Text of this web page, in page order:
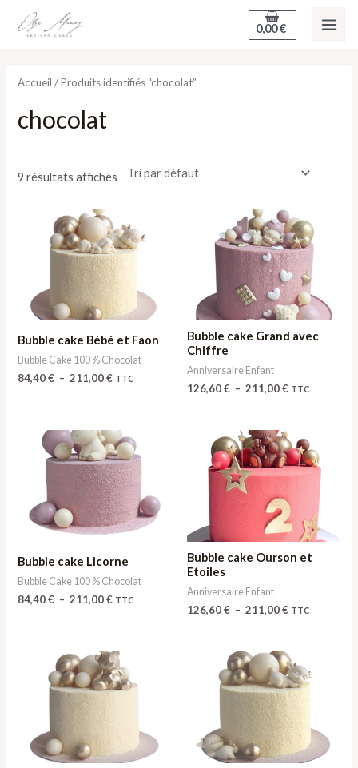
0,00€
Accueil / Produits identifiés “chocolat”
chocolat
9 résultats affichés
Bubble cake Bébé et Faon
Bubble Cake 100 % Chocolat
84,40€ – 211,00€
de
prix :
84,40 €
à
211,00 €
TTC
Bubble cake Grand avec
Chiffre
Anniversaire Enfant
126,60€ – 211,00€
Plage
de
prix :
126,60 €
à
211,00 €
TTC
Bubble cake Licorne
Bubble Cake 100 % Chocolat
84,40€ – 211,00€
Plage
de
prix :
84,40 €
à
211,00 €
TTC
Bubble cake Ourson et
Etoiles
Anniversaire Enfant
126,60€ – 211,00€
Plage
de
prix :
126,60 €
211,00 €
TTC
Plage
de
prix :
Plage
de
prix :
84,40 €
211,00 €